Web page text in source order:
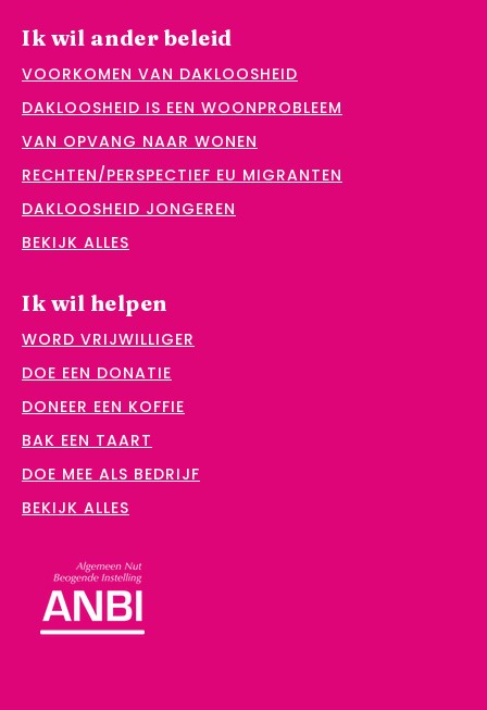
Ik wil ander beleid
VOORKOMEN VAN DAKLOOSHEID
DAKLOOSHEID IS EEN WOONPROBLEEM
VAN OPVANG NAAR WONEN
RECHTEN/PERSPECTIEF EU MIGRANTEN
DAKLOOSHEID JONGEREN
BEKIJK ALLES
Ik wil helpen
WORD VRIJWILLIGER
DOE EEN DONATIE
DONEER EEN KOFFIE
BAK EEN TAART
DOE MEE ALS BEDRIJF
BEKIJK ALLES